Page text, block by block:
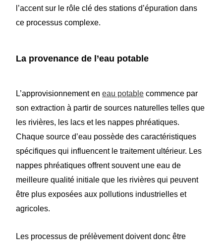
l’accent sur le rôle clé des stations d’épuration dans
ce processus complexe.
La provenance de l’eau potable
L’approvisionnement en eau potable commence par
son extraction à partir de sources naturelles telles que
les rivières, les lacs et les nappes phréatiques.
Chaque source d’eau possède des caractéristiques
spécifiques qui influencent le traitement ultérieur. Les
nappes phréatiques offrent souvent une eau de
meilleure qualité initiale que les rivières qui peuvent
être plus exposées aux pollutions industrielles et
agricoles.
Les processus de prélèvement doivent donc être